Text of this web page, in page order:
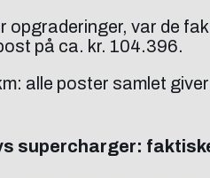
opgraderinger, var de
på ca. kr. 104.396.
alle poster samlet
supercharger: